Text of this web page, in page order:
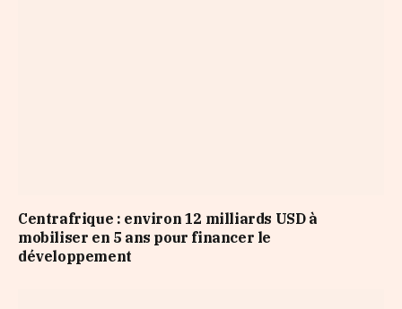
Centrafrique : environ 12 milliards USD à
mobiliser en 5 ans pour financer le
développement